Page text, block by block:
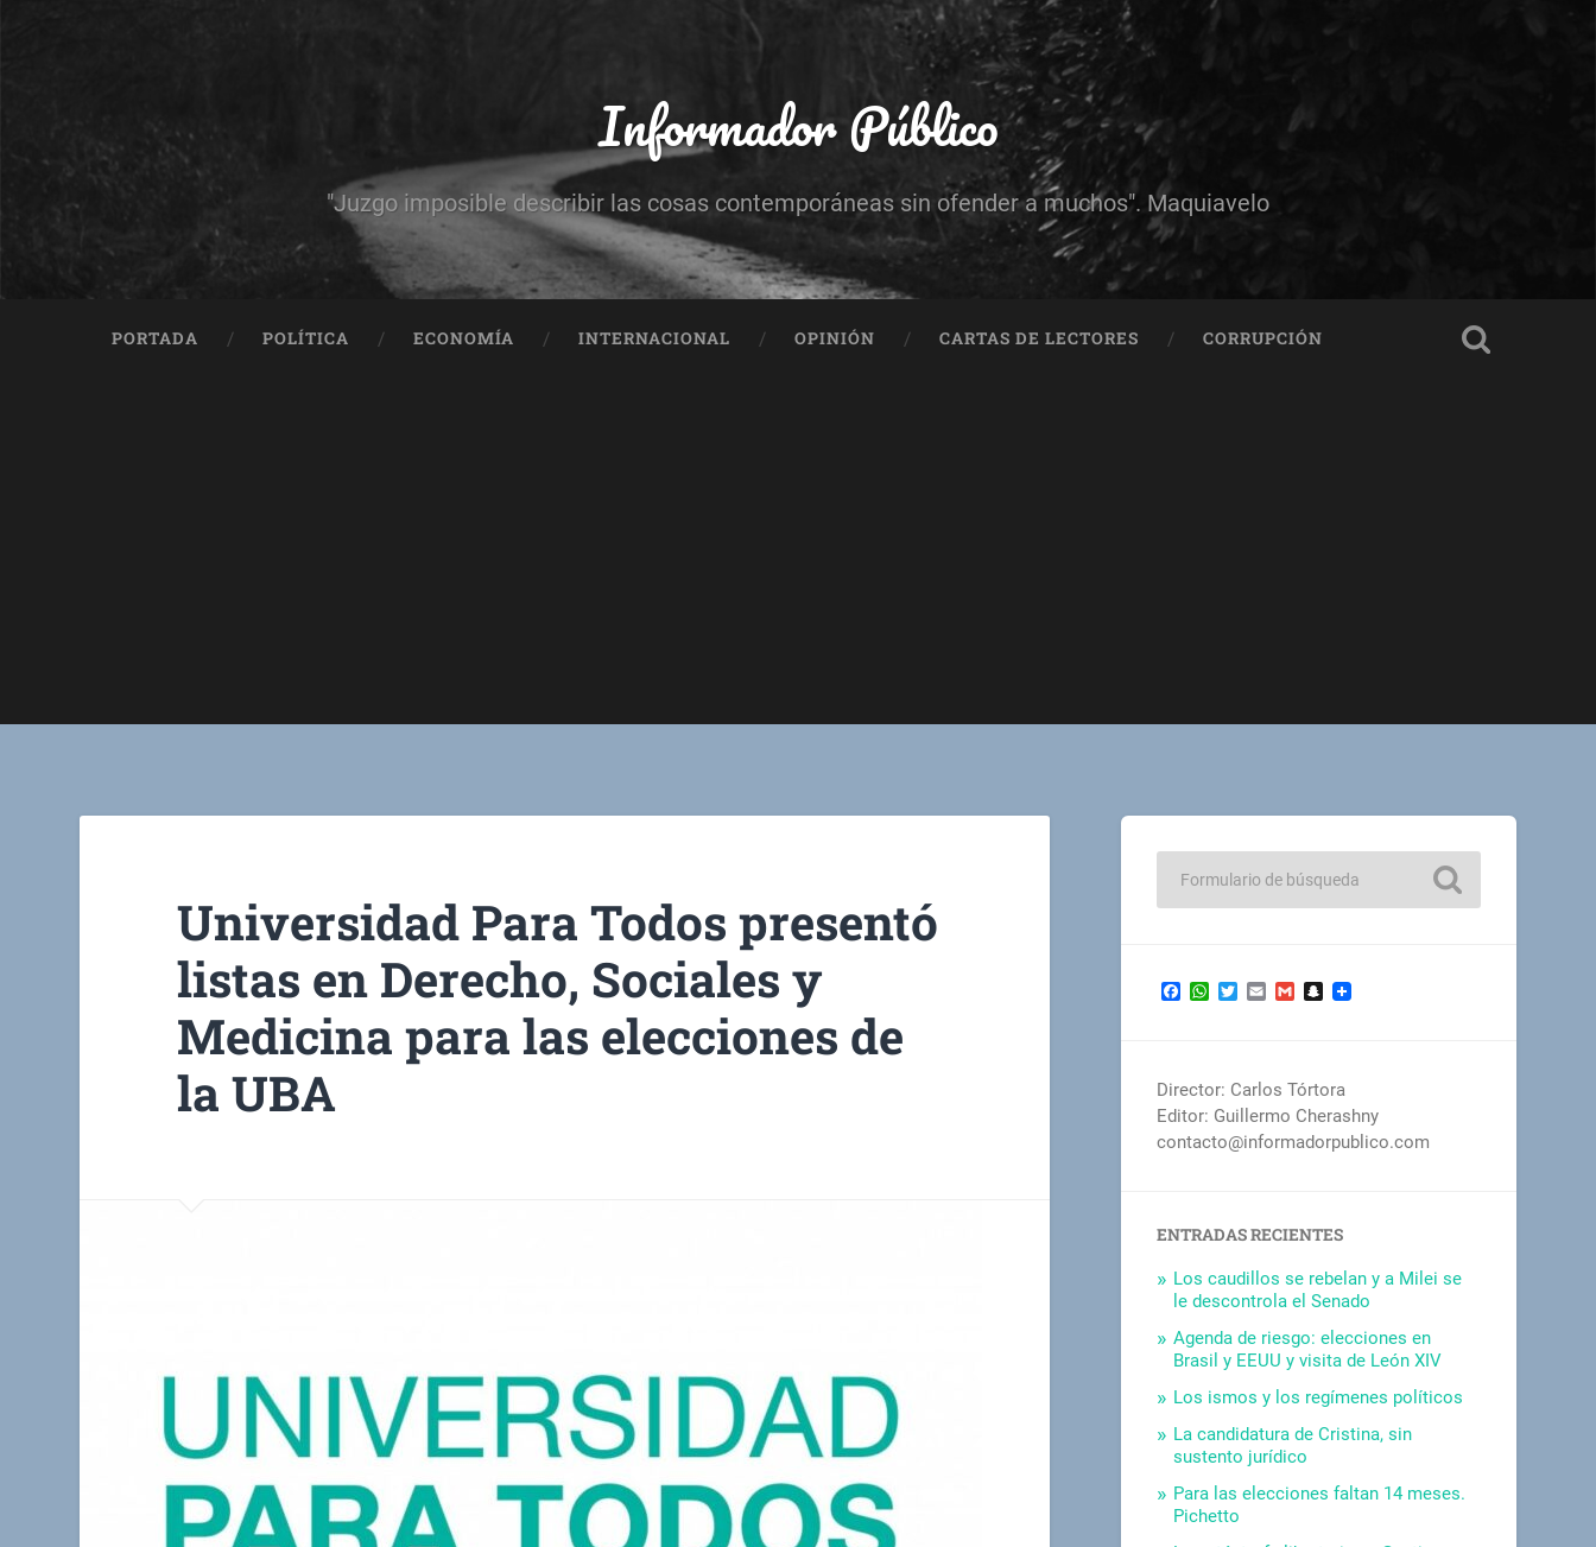
Informador Público
"Juzgo imposible describir las cosas contemporáneas sin ofender a muchos". Maquiavelo
PORTADA POLÍTICA ECONOMÍA INTERNACIONAL OPINIÓN CARTAS DE LECTORES CORRUPCIÓN
Universidad Para Todos presentó
listas en Derecho, Sociales y
Medicina para las elecciones de
la UBA
Facebook
WhatsApp
TwitterEmailGmailSnapchat
Director: Carlos Tórtora
Editor: Guillermo Cherashny
contacto@informadorpublico.com
ENTRADAS RECIENTES
Los caudillos se rebelan y a Milei se
le descontrola el Senado
Agenda de riesgo: elecciones en
Brasil y EEUU y visita de León XIV
Los ismos y los regímenes políticos
La candidatura de Cristina, sin
sustento jurídico
Para las elecciones faltan 14 meses.
Pichetto